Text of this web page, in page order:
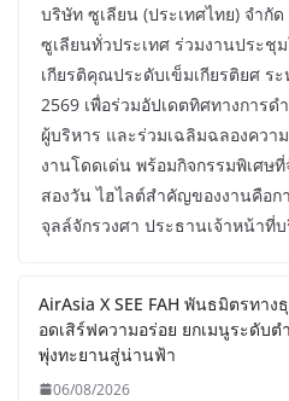
บริษัท ซูเลียน (ประเทศไทย) จำ
ซูเลียนทั่วประเทศ ร่วมงานประ
เกียรติคุณประดับเข็มเกียรติยศ ร
2569 เพื่อร่วมอัปเดตทิศทางการ
ผู้บริหาร และร่วมเฉลิมฉลองควา
งานโดดเด่น พร้อมกิจกรรมพิเศษ
สองวัน ไฮไลต์สำคัญของงานคือ
จุลล์จักรวงศา ประธานเจ้าหน้าที่
AirAsia X SEE FAH พันธมิตรทา
อดเสิร์ฟความอร่อย ยกเมนูระดับ
พุ่งทะยานสู่น่านฟ้า
06/08/2026